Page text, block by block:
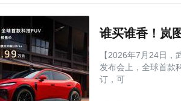
谁买谁香！岚
【2026年7月24日
发布会上，全球首款
订，可